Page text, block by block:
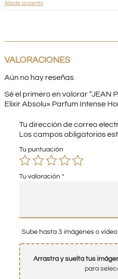
Añadir al carrito
VALORACIONES
Aún no hay reseñas
Sé el primero en valorar “JEAN
Elixir Absolu» Parfum Intense
Tu dirección de correo
Los campos obligatorios
Tu puntuación
Tu valoración *
Sube hasta 3 imágenes o
Arrastra y suelta tus
para